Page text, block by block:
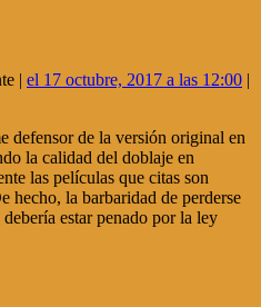
| el 17 octubre, 2017 a las 12:00 |
defensor de la versión original en
la calidad del doblaje en
las películas que citas son
hecho, la barbaridad de perderse
estar penado por la ley